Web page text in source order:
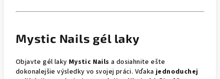
Mystic Nails gél laky
Objavte gél laky Mystic Nails a dosiahnite ešte
dokonalejšie výsledky vo svojej práci. Vďakajednoduchej